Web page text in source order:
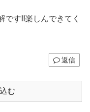
です!!楽しんできてく
返信
む